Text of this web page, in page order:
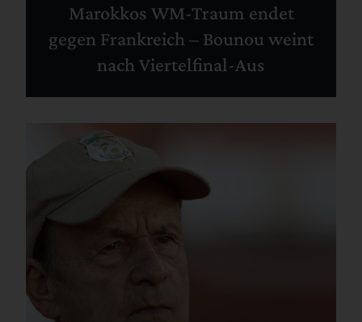
Marokkos WM-Traum endet
gegen Frankreich – Bounou weint
nach Viertelfinal-Aus